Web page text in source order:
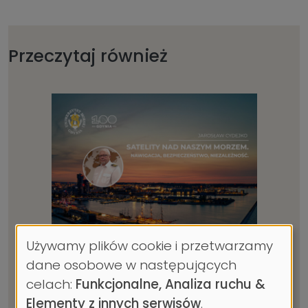
Przeczytaj również
Satelity nad naszym
morzem. Nawigacja,
bezpieczeństwo,
niezależność. Zapraszamy
Wykorzystanie
danych
osobowych
Używamy plików cookie i przetwarzamy
dane osobowe w następujących
celach: Funkcjonalne, Analiza ruchu &
Elementy z innych serwisów.